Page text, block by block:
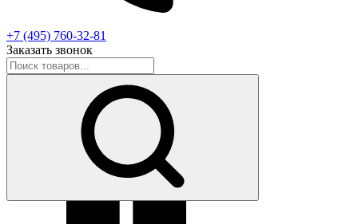
+7 (495) 760-32-81
Заказать звонок